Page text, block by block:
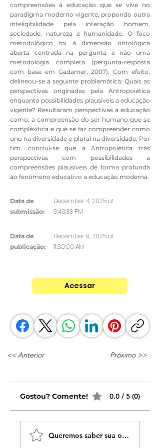
compreensões à educação que se vive no
paradigma moderno vigente, propondo outra
inteligibilidade pela interação homem,
sociedade, natureza e humanidade. O foco
metodológico foi à dimensão ontológica
aberta centrada na pergunta e não uma
metodologia completa (pergunta-resposta
com base em Gadamer, 2007). Com efeito,
delineou-se a seguinte problemática: Quais as
perspectivas originadas pela Antropoiética
enquanto possibilidades plausíveis a educação
vigente? Resultaram perspectivas a educação
como: a compreensão do ser humano que se
complexifica e que se faz compreender como
uno na diversidade e plural na diversidade. Por
fim, conclui-se que a Antropoiética trás
perspectivas com possibilidades a
compreensões plausíveis de forma profunda
ao fenômeno educativo a educação moderna.
Data de
submissão:
December 4, 2025 at
9:46:33 PM
Data de
publicação:
December 9, 2025 at
11:30:00 AM
Acessar
<< Anterior Próximo >>
Gostou? Comente! 0.0 / 5 (0)
Queremos saber sua opinião